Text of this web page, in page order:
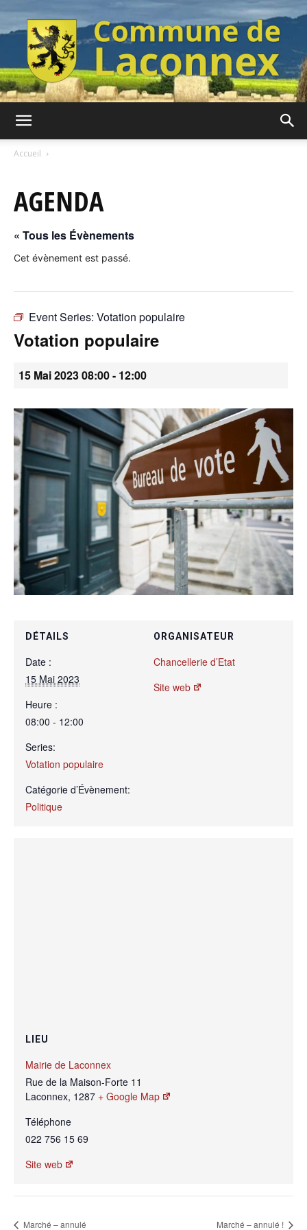
Laconnex
Canton
Genève
Accueil
AGENDA
« Tous les Évènements
Cet évènement est passé.
Event Series: Votation populaire
Votation populaire
15 Mai 2023 08:00- 12:00
DÉTAILS
Date :
15 Mai 2023
Heure :
08:00 - 12:00
Series:
Votation populaire
Catégorie d’Évènement:
Politique
ORGANISATEUR
Chancellerie d’Etat
Site web
LIEU
Mairie de Laconnex
Rue de la Maison-Forte 11
Laconnex, 1287 + Google Map
Téléphone
022 756 15 69
Site web
Marché – annulé Marché – annulé !